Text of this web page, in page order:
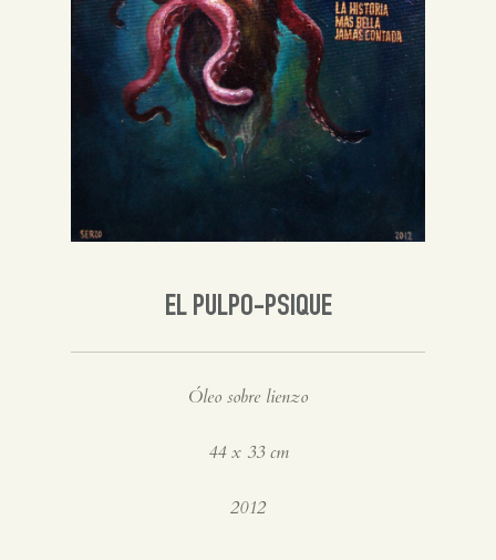
Español
Inglés
EL PULPO-PSIQUE
Óleo sobre lienzo
44 x 33 cm
2012